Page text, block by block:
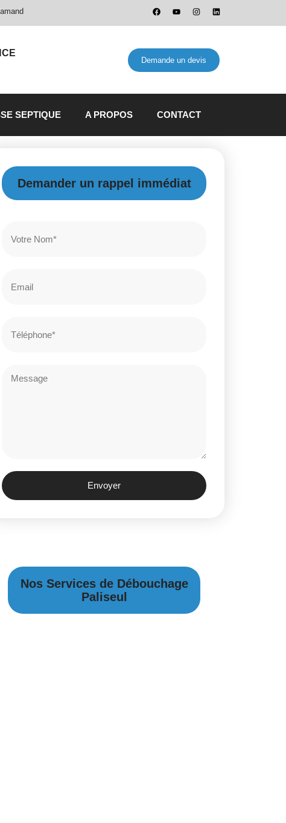
Demande un devis
SEPTIQUE A PROPOS CONTACT
Demander un rappel immédiat
Envoyer
Nos Services de Débouchage
Paliseul